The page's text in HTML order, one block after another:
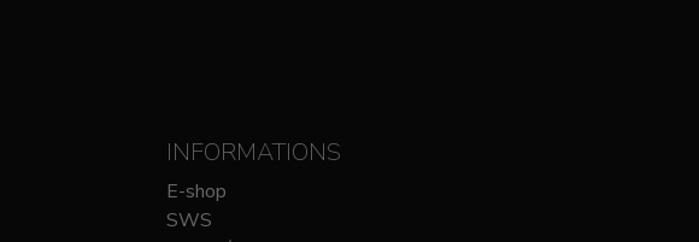
INFORMATIONS
E-shop
SWS